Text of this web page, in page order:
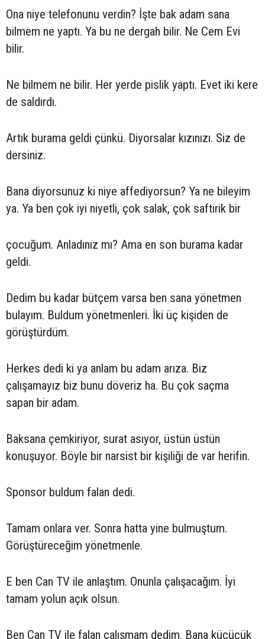
Ona niye telefonunu verdin? İşte bak adam sana
bilmem ne yaptı. Ya bu ne dergah bilir. Ne Cem Evi
bilir.
Ne bilmem ne bilir. Her yerde pislik yaptı. Evet iki kere
de saldırdı.
Artık burama geldi çünkü. Diyorsalar kızınızı. Siz de
dersiniz.
Bana diyorsunuz ki niye affediyorsun? Ya ne bileyim
ya. Ya ben çok iyi niyetli, çok salak, çok saftirik bir
çocuğum. Anladınız mı? Ama en son burama kadar
geldi.
Dedim bu kadar bütçem varsa ben sana yönetmen
bulayım. Buldum yönetmenleri. İki üç kişiden de
görüştürdüm.
Herkes dedi ki ya anlam bu adam arıza. Biz
çalışamayız biz bunu döveriz ha. Bu çok saçma
sapan bir adam.
Baksana çemkiriyor, surat asıyor, üstün üstün
konuşuyor. Böyle bir narsist bir kişiliği de var herifin.
Sponsor buldum falan dedi.
Tamam onlara ver. Sonra hatta yine bulmuştum.
Görüştüreceğim yönetmenle.
E ben Can TV ile anlaştım. Onunla çalışacağım. İyi
tamam yolun açık olsun.
Ben Can TV ile falan çalışmam dedim. Bana küçücük